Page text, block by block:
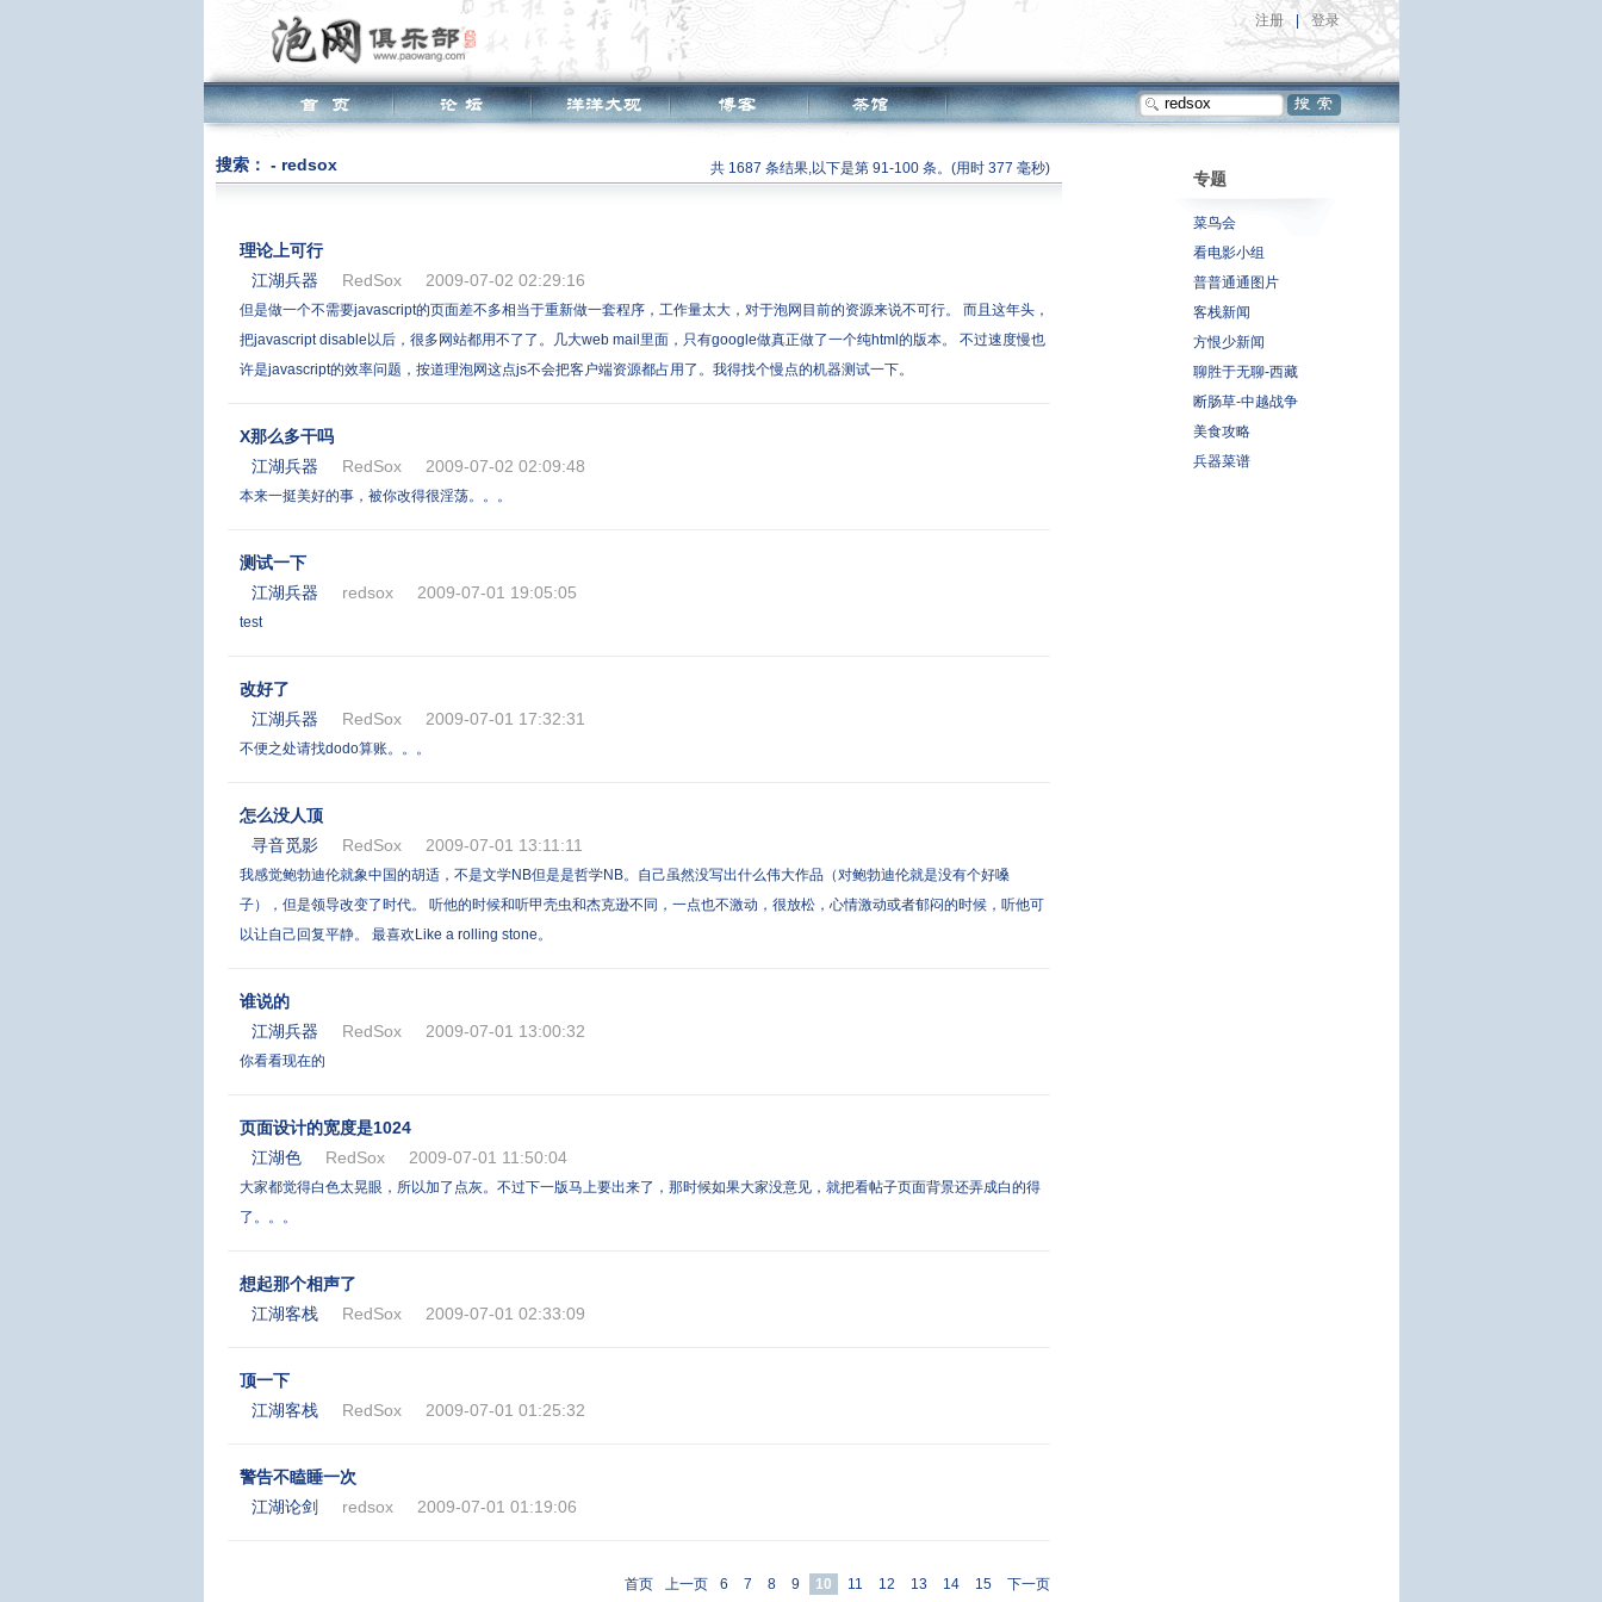
注册 登录
搜索： - redsox 共 1687 条结果,以下是第 91-100 条。(用时 377 毫秒)
理论上可行
江湖兵器
RedSox 2009-07-02 02:29:16
但是做一个不需要javascript的页面差不多相当于重新做一套程序，工作量太大，对于泡网目前的资源来说不可行。 而且这年头，
把javascript disable以后，很多网站都用不了了。几大web mail里面，只有google做真正做了一个纯html的版本。 不过速度慢也
许是javascript的效率问题，按道理泡网这点js不会把客户端资源都占用了。我得找个慢点的机器测试一下。
X那么多干吗
江湖兵器
RedSox 2009-07-02 02:09:48
本来一挺美好的事，被你改得很淫荡。。。
测试一下
江湖兵器
redsox 2009-07-01 19:05:05
test
改好了
江湖兵器
RedSox 2009-07-01 17:32:31
不便之处请找dodo算账。。。
怎么没人顶
寻音觅影
RedSox 2009-07-01 13:11:11
我感觉鲍勃迪伦就象中国的胡适，不是文学NB但是是哲学NB。自己虽然没写出什么伟大作品（对鲍勃迪伦就是没有个好嗓
子），但是领导改变了时代。 听他的时候和听甲壳虫和杰克逊不同，一点也不激动，很放松，心情激动或者郁闷的时候，听他可
以让自己回复平静。 最喜欢Like a rolling stone。
谁说的
江湖兵器
RedSox 2009-07-01 13:00:32
你看看现在的
页面设计的宽度是1024
江湖色
RedSox 2009-07-01 11:50:04
大家都觉得白色太晃眼，所以加了点灰。不过下一版马上要出来了，那时候如果大家没意见，就把看帖子页面背景还弄成白的得
了。。。
想起那个相声了
江湖客栈
RedSox 2009-07-01 02:33:09
顶一下
江湖客栈
RedSox 2009-07-01 01:25:32
警告不瞌睡一次
江湖论剑
redsox 2009-07-01 01:19:06
首页 上一页 6 7 8 9 10 11 12 13 14 15 下一页
专题
菜鸟会
看电影小组
普普通通图片
客栈新闻
方恨少新闻
聊胜于无聊-西藏
断肠草-中越战争
美食攻略
兵器菜谱